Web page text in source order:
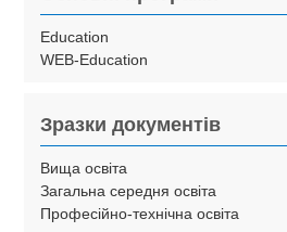
Education
WEB-Education
Зразки документів
Вища освіта
Загальна середня освіта
Професійно-технічна освіта